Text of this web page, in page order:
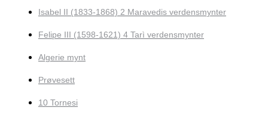
Isabel II (1833-1868) 2 Maravedis verdensmynter
Felipe III (1598-1621) 4 Tarì verdensmynter
Algerie mynt
Prøvesett
10 Tornesi